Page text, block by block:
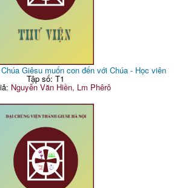
Giêsu muốn con đến với Chúa - Học viên
Tập số: T1
Nguyễn Văn Hiền, Lm Phêrô